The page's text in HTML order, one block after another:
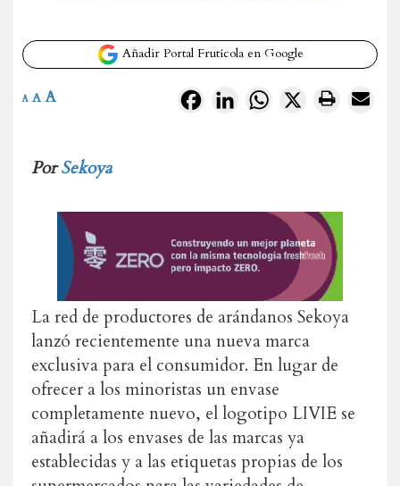
Añadir Portal Frutícola en Google
FacebookLinkedInWhatsApp
X
A A A
PorSekoya
La red de productores de arándanos Sekoya
lanzó recientemente una nueva marca
exclusiva para el consumidor. En lugar de
ofrecer a los minoristas un envase
completamente nuevo, el logotipo LIVIE se
añadirá a los envases de las marcas ya
establecidas y a las etiquetas propias de los